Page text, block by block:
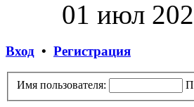
01 июл
Вход • Регистрация
Имя пользователя: